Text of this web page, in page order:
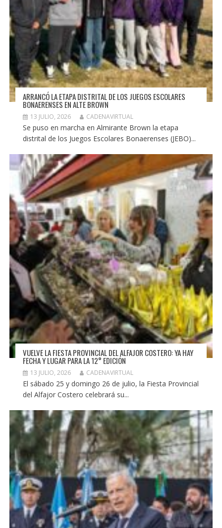
ARRANCÓ LA ETAPA DISTRITAL DE LOS JUEGOS ESCOLARES
BONAERENSES EN ALTE BROWN
13 JULIO, 2026 CADENAVIRTUAL
Se puso en marcha en Almirante Brown la etapa
distrital de los Juegos Escolares Bonaerenses (JEBO)...
VUELVE LA FIESTA PROVINCIAL DEL ALFAJOR COSTERO: YA HAY
FECHA Y LUGAR PARA LA 12° EDICIÓN
13 JULIO, 2026 CADENAVIRTUAL
El sábado 25 y domingo 26 de julio, la Fiesta Provincial
del Alfajor Costero celebrará su...